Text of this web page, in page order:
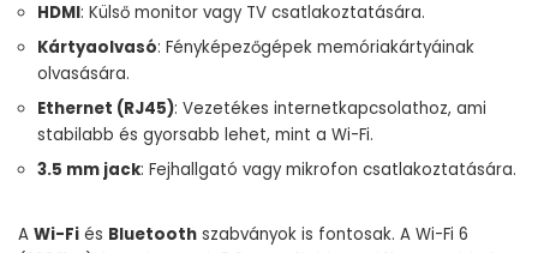
HDMI: Külső monitor vagy TV csatlakoztatására.
Kártyaolvasó: Fényképezőgépek memóriakártyáinak
olvasására.
Ethernet (RJ45): Vezetékes internetkapcsolathoz, ami
stabilabb és gyorsabb lehet, mint a Wi-Fi.
3.5 mm jack: Fejhallgató vagy mikrofon csatlakoztatására.
A Wi-Fi és Bluetooth szabványok is fontosak. A Wi-Fi 6